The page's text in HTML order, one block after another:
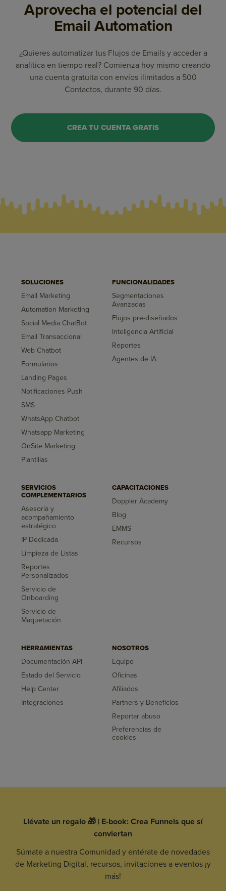
Aprovecha el potencial del
Email Automation
¿Quieres automatizar tus Flujos de Emails y acceder a
analítica en tiempo real? Comienza hoy mismo creando
una cuenta gratuita con envíos ilimitados a 500
Contactos, durante 90 días.
CREA TU CUENTA GRATIS
SOLUCIONES
Email Marketing
Automation Marketing
Social Media ChatBot
Email Transaccional
Web Chatbot
Formularios
Landing Pages
Notificaciones Push
SMS
WhatsApp Chatbot
Whatsapp Marketing
OnSite Marketing
Plantillas
FUNCIONALIDADES
Segmentaciones
Avanzadas
Flujos pre-diseñados
Inteligencia Artificial
Reportes
Agentes de IA
SERVICIOS
COMPLEMENTARIOS
Asesoría y
acompañamiento
estratégico
IP Dedicada
Limpieza de Listas
Reportes
Personalizados
Servicio de
Onboarding
Servicio de
Maquetación
CAPACITACIONES
Doppler Academy
Blog
EMMS
Recursos
HERRAMIENTAS
Documentación API
Estado del Servicio
Help Center
Integraciones
NOSOTROS
Equipo
Oficinas
Afiliados
Partners y Beneficios
Reportar abuso
Preferencias de
cookies
Llévate un regalo 🎁 | E-book: Crea Funnels que sí
conviertan
Súmate a nuestra Comunidad y entérate de novedades
de Marketing Digital, recursos, invitaciones a eventos ¡y
más!